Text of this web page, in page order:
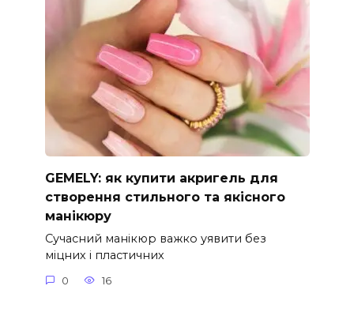
GEMELY: як купити акригель для
створення стильного та якісного
манікюру
Сучасний манікюр важко уявити без
міцних і пластичних
0 16